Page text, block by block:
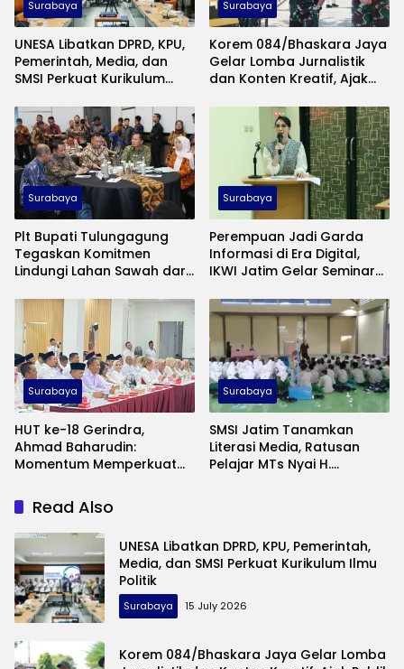
Surabaya
UNESA Libatkan DPRD, KPU,
Pemerintah, Media, dan
SMSI Perkuat Kurikulum
Surabaya
Korem 084/Bhaskara Jaya
Gelar Lomba Jurnalistik
dan Konten Kreatif, Ajak
TNI di Madura
Surabaya
Plt Bupati Tulungagung
Tegaskan Komitmen
Lindungi Lahan Sawah dari
Surabaya
Perempuan Jadi Garda
Informasi di Era Digital,
IKWI Jatim Gelar Seminar
Surabaya
HUT ke-18 Gerindra,
Ahmad Baharudin:
Momentum Memperkuat
Masyarakat
Surabaya
SMSI Jatim Tanamkan
Literasi Media, Ratusan
Pelajar MTs Nyai H.
Read Also
UNESA Libatkan DPRD, KPU, Pemerintah,
Media, dan SMSI Perkuat Kurikulum Ilmu
Politik
Surabaya 15 July 2026
Korem 084/Bhaskara Jaya Gelar Lomba